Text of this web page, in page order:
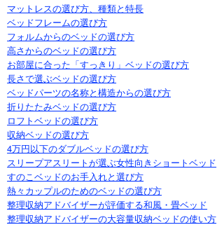
マットレスの選び方、種類と特長
ベッドフレームの選び方
フォルムからのベッドの選び方
高さからのベッドの選び方
お部屋に合った「すっきり」ベッドの選び方
長さで選ぶベッドの選び方
ベッドパーツの名称と構造からの選び方
折りたたみベッドの選び方
ロフトベッドの選び方
収納ベッドの選び方
4万円以下のダブルベッドの選び方
スリープアスリートが選ぶ女性向きショートベッド
すのこベッドのお手入れと選び方
熱々カップルのためのベッドの選び方
整理収納アドバイザーが評価する和風・畳ベッド
整理収納アドバイザーの大容量収納ベッドの使い方